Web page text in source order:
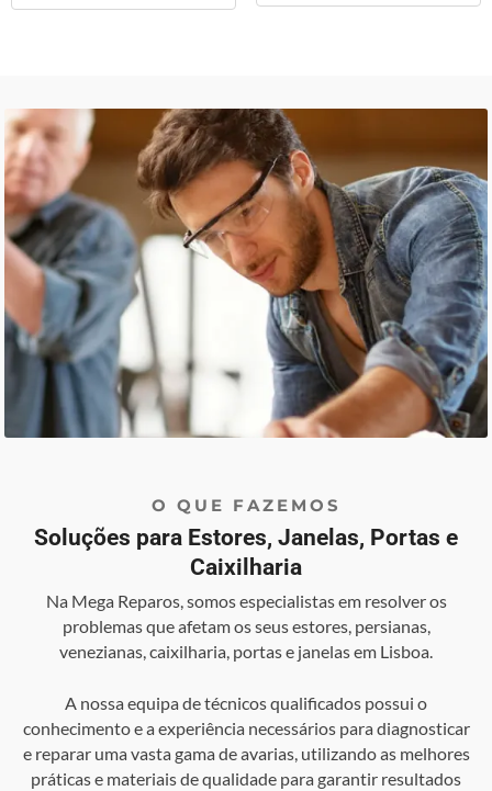
O QUE FAZEMOS
Soluções para Estores, Janelas, Portas e
Caixilharia
Na Mega Reparos, somos especialistas em resolver os
problemas que afetam os seus estores, persianas,
venezianas, caixilharia, portas e janelas em Lisboa.
A nossa equipa de técnicos qualificados possui o
conhecimento e a experiência necessários para diagnosticar
e reparar uma vasta gama de avarias, utilizando as melhores
práticas e materiais de qualidade para garantir resultados